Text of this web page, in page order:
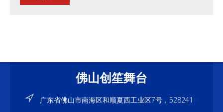
佛山创笙舞台
广东省佛山市南海区和顺夏西工业区7号，528241